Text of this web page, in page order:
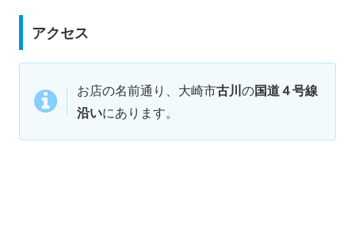
アクセス
お店の名前通り、大崎市古川の国道４号線
沿いにあります。